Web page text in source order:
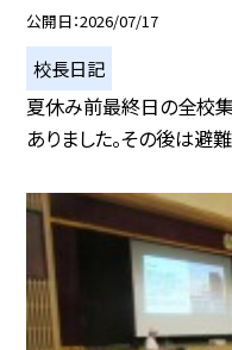
公開日 2026/07/17
校長日記
夏休み前最終日の全校
ありました。その後は避